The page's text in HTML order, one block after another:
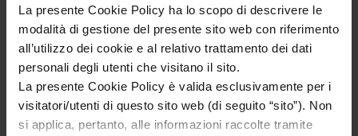
La presente Cookie Policy ha lo scopo di descrivere le
modalità di gestione del presente sito web con riferimento
all’utilizzo dei cookie e al relativo trattamento dei dati
personali degli utenti che visitano il sito.
La presente Cookie Policy è valida esclusivamente per i
visitatori/utenti di questo sito web (di seguito “sito”). Non
si applica, pertanto, alle informazioni raccolte tramite
Ogni donna vive
la menopausa in
modo diverso e,
per alcune, può
influire sul
benessere
mentale,
sperimentando: